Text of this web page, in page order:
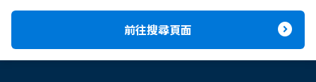
前往搜尋頁面 expand_circle_right